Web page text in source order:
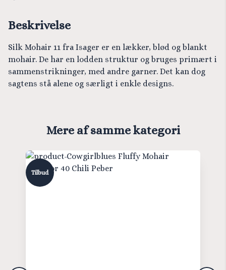
Beskrivelse
Silk Mohair 11 fra Isager er en lækker, blød og blankt
mohair. De har en lodden struktur og bruges primært i
sammenstrikninger, med andre garner. Det kan dog
sagtens stå alene og særligt i enkle designs.
Mere af samme kategori
Tilbud